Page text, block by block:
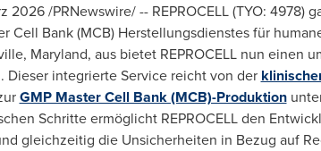
2026/PRNewswire/ -- REPROCELL (TYO: 4978)
Cell Bank (MCB) Herstellungsdienstes für
Maryland, aus bietet REPROCELL nun einen
Dieser integrierte Service reicht von der
GMP Master Cell Bank (MCB)-Produktion
Schritte ermöglicht REPROCELL den
gleichzeitig die Unsicherheiten in Bezug auf